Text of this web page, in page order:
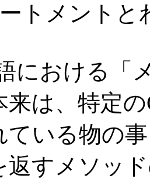
トメント
における「
来は、特定
ている物の
返すメソッ